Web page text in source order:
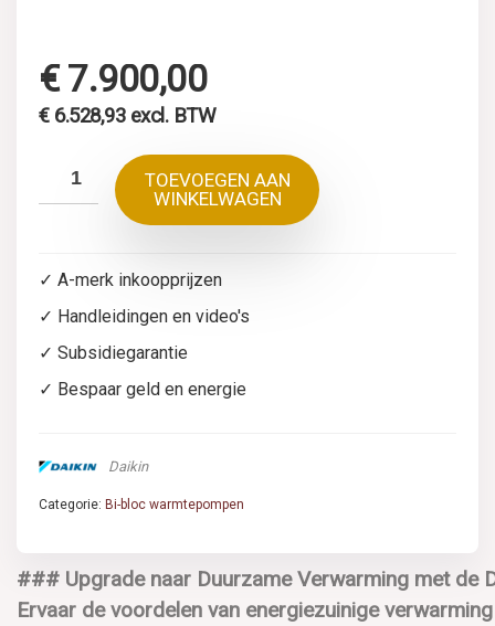
€7.900,00
€6.528,93 excl. BTW
TOEVOEGEN AAN
WINKELWAGEN
✓ A-merk inkoopprijzen
✓ Handleidingen en video's
✓ Subsidiegarantie
✓ Bespaar geld en energie
Daikin
Categorie: Bi-bloc warmtepompen
### Upgrade naar Duurzame Verwarming met de
Ervaar de voordelen van energiezuinige